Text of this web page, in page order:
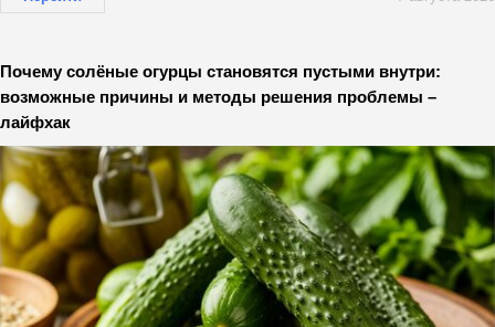
Почему солёные огурцы становятся пустыми внутри:
возможные причины и методы решения проблемы –
лайфхак